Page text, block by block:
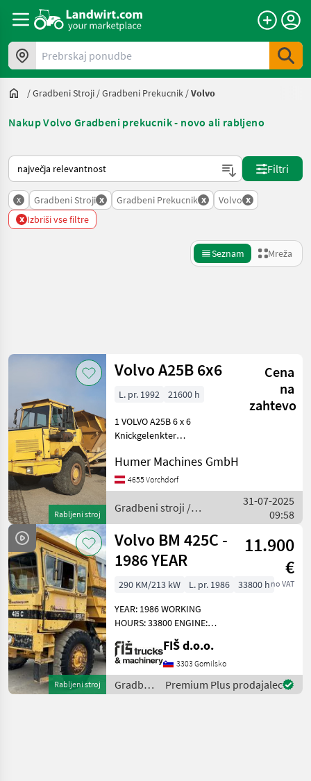
Prebrskaj ponudbe
/Gradbeni Stroji /Gradbeni Prekucnik /Volvo
Nakup Volvo Gradbeni prekucnik - novo ali rabljeno
Tako je razvrščeno na Landwirt.com
Filtri
x Gradbeni Stroji x Gradbeni Prekucnik x Volvo x
x Izbriši vse filtre
Seznam Mreža
Kategorija 4 Država Filtri
TRENUTNA
POT
Gradbena
tehnika
Gradbeni
Stroji
Gradbeni
Prekucnik
Volvo
IZBERITE
KATEGORIJO
Volvo
Thwaites
Mecalac
Neuson
Ponastavi
Prikaži 2
rezultatov
Rabljeni stroj
Volvo A25B 6x6
Cena
na
zahtevo
L. pr. 1992 21600 h
1 VOLVO A25B 6 x 6
Knickgelenkter
Baujahr ca. 1992 Ca. 21600
Bstd. lt. Zähler 6-Zylinder
VOLVO - Motor 6 x 6 Antrieb
Lastschaltgetriebe Muld
Humer Machines GmbH
4655 Vorchdorf
Gradbeni stroji /
Volvo
31-07-2025
09:58
Rabljeni stroj
Volvo BM 425C -
1986 YEAR
11.900
€
no VAT
290 KM/213 kW L. pr. 1986
33800 h
YEAR: 1986 WORKING
HOURS: 33800 ENGINE:
DIESEL VOLVO - 213KW 4X4
DRIVE 11.5M3 PAYLOAD
AUTOMATIC GEARBOX (5
GEARS) WEIGHT 17100KG
TYRES 40% DUMPER
FIŠ d.o.o.
3303 Gomilsko
Gradbeni
stroji /
Premium Plus prodajalec